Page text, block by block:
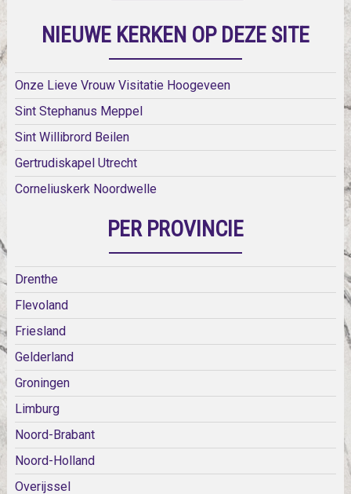
NIEUWE KERKEN OP DEZE SITE
Onze Lieve Vrouw Visitatie Hoogeveen
Sint Stephanus Meppel
Sint Willibrord Beilen
Gertrudiskapel Utrecht
Corneliuskerk Noordwelle
PER PROVINCIE
Drenthe
Flevoland
Friesland
Gelderland
Groningen
Limburg
Noord-Brabant
Noord-Holland
Overijssel